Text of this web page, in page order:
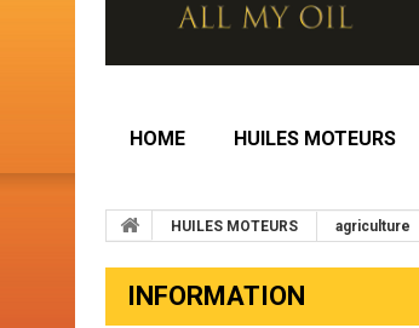
HOME HUILES MOTEURS
HUILES MOTEURS agriculture
INFORMATION